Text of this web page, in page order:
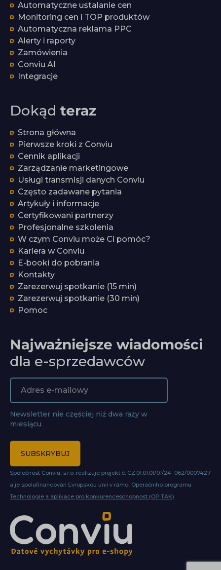
Automatyczne ustalanie cen
Monitoring cen i TOP produktów
Automatyczna reklama PPC
Alerty i raporty
Zamówienia
Conviu AI
Integracje
Dokąd teraz
Strona główna
Pierwsze kroki z Conviu
Cennik aplikacji
Zarządzanie marketingowe
Usługi transmisji danych Conviu
Często zadawane pytania
Artykuły i informacje
Certyfikowani partnerzy
Profesjonalne szkolenia
W czym Conviu może Ci pomóc?
Kariera w Conviu
E-booki do pobrania
Kontakty
Zarezerwuj spotkanie (15 min)
Zarezerwuj spotkanie (30 min)
Pomoc
Najważniejsze wiadomości
dla e-sprzedawców
Newsletter nie częściej niż dwa razy w
miesiącu
SUBSKRYBUJ
Společnost Conviu, s.r.o. realizuje projekt č. CZ.01.01.01/01/24_062/0007427
a je spolufinancován Evropskou unií v rámci Operačního programu
Technologie a aplikace pro konkurenceschopnost (OP TAK).